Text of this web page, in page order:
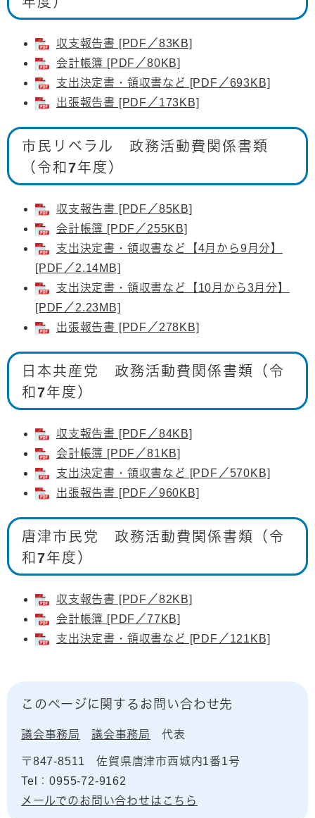
収支報告書 [PDF／83KB]
会計帳簿 [PDF／80KB]
支出決定書・領収書など [PDF／693KB]
出張報告書 [PDF／173KB]
市民リベラル 政務活動費関係書類
（令和7年度）
収支報告書 [PDF／85KB]
会計帳簿 [PDF／255KB]
支出決定書・領収書など【4月から9月分】
[PDF／2.14MB]
支出決定書・領収書など【10月から3月分】
[PDF／2.23MB]
出張報告書 [PDF／278KB]
日本共産党 政務活動費関係書類（令
和7年度）
収支報告書 [PDF／84KB]
会計帳簿 [PDF／81KB]
支出決定書・領収書など [PDF／570KB]
出張報告書 [PDF／960KB]
唐津市民党 政務活動費関係書類（令
和7年度）
収支報告書 [PDF／82KB]
会計帳簿 [PDF／77KB]
支出決定書・領収書など [PDF／121KB]
このページに関するお問い合わせ先
議会事務局 議会事務局 代表
〒847-8511
佐賀県唐津市西城内1番1号
Tel：0955-72-9162
メールでのお問い合わせはこちら